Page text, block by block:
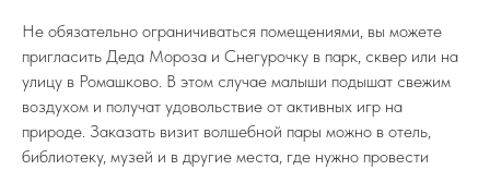
Не обязательно ограничиваться помещениями, вы можете
пригласить Деда Мороза и Снегурочку в парк, сквер или на
улицу в Ромашково. В этом случае малыши подышат свежим
воздухом и получат удовольствие от активных игр на
природе. Заказать визит волшебной пары можно в отель,
библиотеку, музей и в другие места, где нужно провести